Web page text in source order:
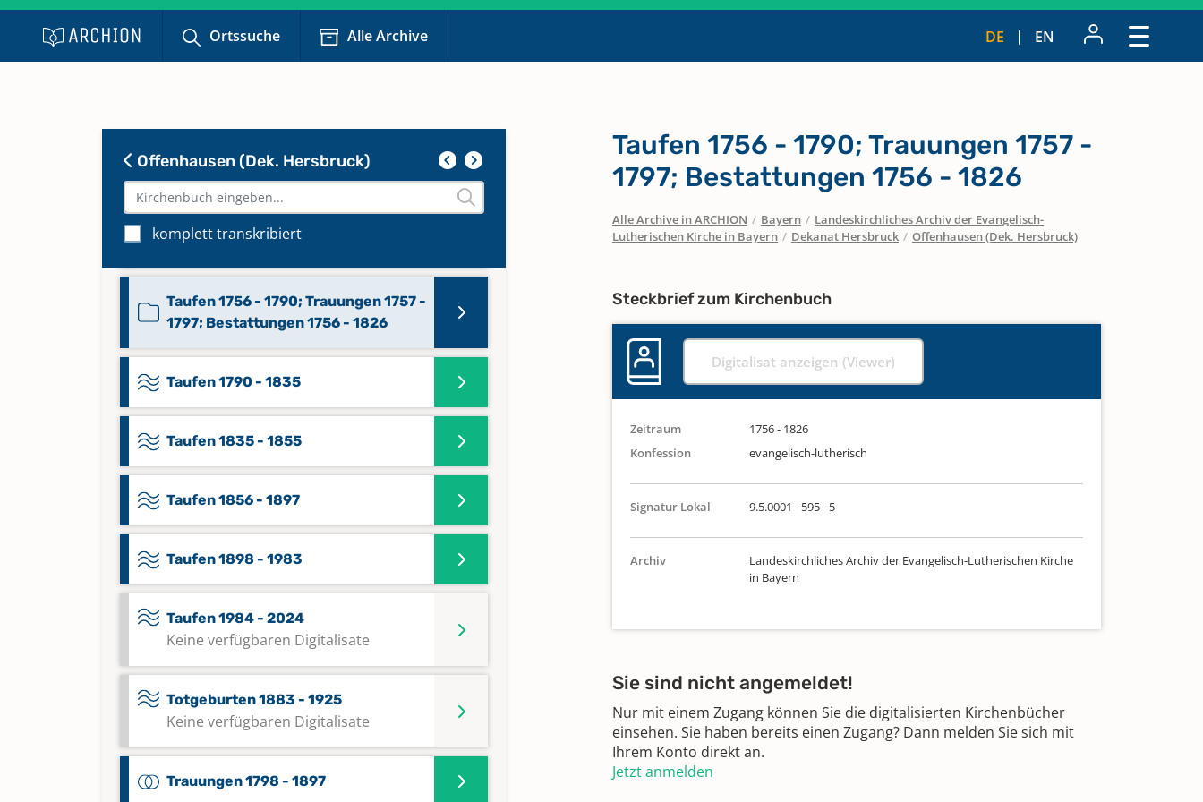
Ortssuche Alle Archive DE EN
Offenhausen (Dek. Hersbruck)
komplett transkribiert
Taufen 1615 - 1636; Trauungen 1615 -
1695; Bestattungen 1632 - 1700
1756; Bestattungen 1701 - 1755
Taufen 1756 - 1790; Trauungen 1757 -
1797; Bestattungen 1756 - 1826
Taufen 1790 - 1835
Taufen 1835 - 1855
Taufen 1856 - 1897
Taufen 1898 - 1983
Taufen 1984 - 2024
Keine verfügbaren Digitalisate
Totgeburten 1883 - 1925
Keine verfügbaren Digitalisate
Trauungen 1798 - 1897
Taufen 1756 - 1790; Trauungen 1757 -
1797; Bestattungen 1756 - 1826
Alle Archive in ARCHION / Bayern / Landeskirchliches Archiv der Evangelisch-
Lutherischen Kirche in Bayern / Dekanat Hersbruck / Offenhausen (Dek. Hersbruck)
Steckbrief zum Kirchenbuch
Digitalisat anzeigen (Viewer)
Zeitraum
1756 - 1826
Konfession
evangelisch-lutherisch
Signatur Lokal 9.5.0001 - 595 - 5
Archiv
Landeskirchliches Archiv der Evangelisch-Lutherischen Kirche
in Bayern
Sie sind nicht angemeldet!
Nur mit einem Zugang können Sie die digitalisierten Kirchenbücher
einsehen. Sie haben bereits einen Zugang? Dann melden Sie sich mit
Ihrem Konto direkt an.
Jetzt anmelden